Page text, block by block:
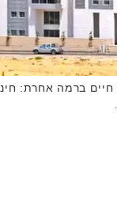
ברמה אחרת: